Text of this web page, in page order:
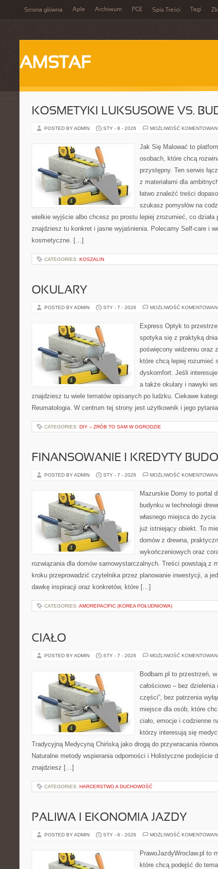
Strona główna Aple Archiwum PGE Spis Treści Tagi
AMSTAF
KOSMETYKI LUKSUSOWE VS.
POSTED BY ADMIN STY - 8 - 2026 MOŻLIWOŚĆ
Jak Się Malować to
osobach, które chcą
przystępny. Ten serwis
z materiałami dla
łatwo znaleźć treści
szukasz pomysłów na
wielkie wyjście albo chcesz po prostu lepiej zrozumieć, co działa
znajdziesz tu konkret i jasne wyjaśnienia. Polecamy Self-care i
kosmetyczne. […]
CATEGORIES: KOSZALIN
OKULARY
POSTED BY ADMIN STY - 7 - 2026 MOŻLIWOŚĆ
Express Optyk to
spotyka się z praktyką
poświęcony widzeniu oraz
które chcą lepiej rozumieć
dyskomfort. Jeśli
a także okulary i nawyki
znajdziesz tu wiele tematów opisanych po ludzku. Ciekawe
Reumatologia. W centrum tej strony jest użytkownik i jego
CATEGORIES: DIY – ZRÓB TO SAM W OGRODZIE
FINANSOWANIE I KREDYTY
POSTED BY ADMIN STY - 7 - 2026 MOŻLIWOŚĆ
Mazurskie Domy to portal
budynku w technologii
własnego miejsca do
już istniejący obiekt. To
domów z drewna,
wykończeniowych oraz
rozwiązania dla domów samowystarczalnych. Treści powstają z
kroku przeprowadzić czytelnika przez planowanie inwestycji, a
dawkę inspiracji oraz konkretów, które […]
CATEGORIES: AMOREPACIFIC (KOREA POŁUDNIOWA)
CIAŁO
POSTED BY ADMIN STY - 7 - 2026 MOŻLIWOŚĆ
Bodbam.pl to przestrzeń,
całościowo – bez dzielenia
części”, bez patrzenia
miejsce dla osób, które
ciało, emocje i codzienne
którzy interesują się
Tradycyjną Medycyną Chińską jako drogą do przywracania
Naturalne metody wspierania odporności i Holistyczne podejście
znajdziesz […]
CATEGORIES: HARCERSTWO A DUCHOWOŚĆ
PALIWA I EKONOMIA JAZDY
POSTED BY ADMIN STY - 6 - 2026 MOŻLIWOŚĆ
PrawoJazdyWroclaw.pl to
które chcą podejść do